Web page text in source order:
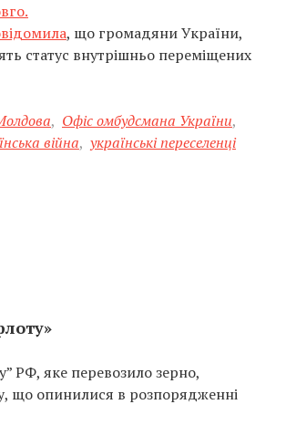
, що громадяни України,
статус внутрішньо переміщених
, Офіс омбудсмана України,
війна, українські переселенці
РФ, яке перевозило зерно,
що опинилися в розпорядженні